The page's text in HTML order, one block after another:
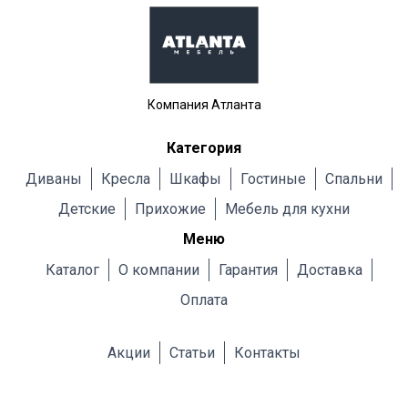
Компания Атланта
Категория
Диваны
Кресла Шкафы Гостиные
Cпальни
Детские
Прихожие
Мебель для кухни
Меню
Каталог
О компании Гарантия
Доставка
Оплата
Акции Статьи Контакты